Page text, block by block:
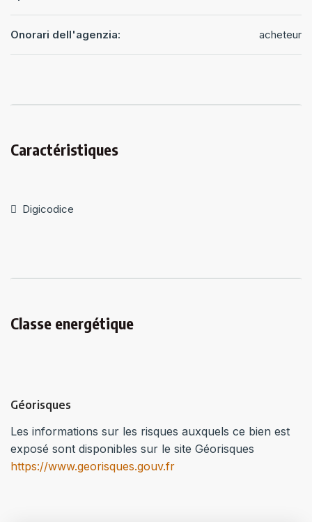
Onorari dell'agenzia: acheteur
Caractéristiques
Digicodice
Classe energétique
Géorisques
Les informations sur les risques auxquels ce bien est
exposé sont disponibles sur le site Géorisques
https://www.georisques.gouv.fr